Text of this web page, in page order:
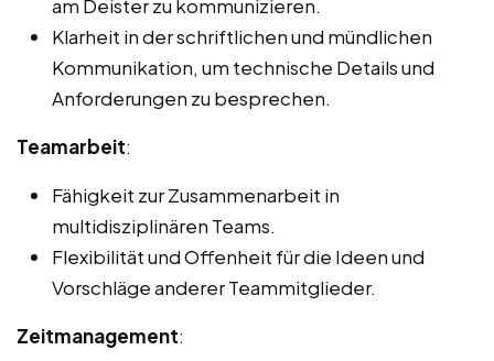
am Deister zu kommunizieren.
Klarheit in der schriftlichen und mündlichen
Kommunikation, um technische Details und
Anforderungen zu besprechen.
Teamarbeit:
Fähigkeit zur Zusammenarbeit in
multidisziplinären Teams.
Flexibilität und Offenheit für die Ideen und
Vorschläge anderer Teammitglieder.
Zeitmanagement: